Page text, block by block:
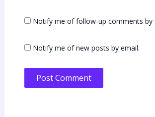
Notify me of follow-up comments by
Notify me of new posts by email.